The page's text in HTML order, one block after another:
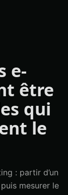
e-
être
qui
le
: partir d’un
mesurer le